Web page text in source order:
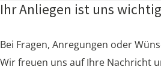
Ihr Anliegen ist uns
Bei Fragen, Anregungen oder
Wir freuen uns auf Ihre Nachricht